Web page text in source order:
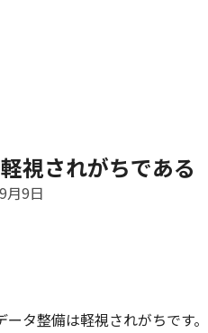
視されがちである
月9日
タ整備は軽視されがちです